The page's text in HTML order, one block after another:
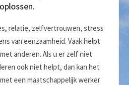
relatie, zelfvertrouwen, stress
van eenzaamheid. Vaak helpt
anderen. Als u er zelf niet
ook niet helpt, dan kan het
een maatschappelijk werker